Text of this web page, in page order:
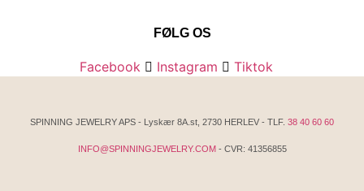
FØLG OS
Facebook Instagram Tiktok
SPINNING JEWELRY APS - Lyskær 8A.st, 2730 HERLEV - TLF. 38 40 60 60
INFO@SPINNINGJEWELRY.COM - CVR: 41356855